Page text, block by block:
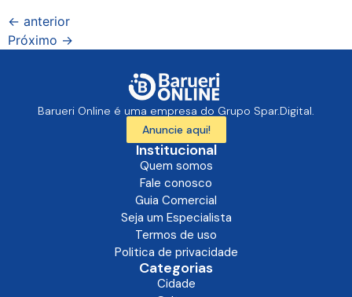
← anterior
Próximo →
Barueri Online é uma empresa do Grupo Spar.Digital.
Anuncie aqui!
Institucional
Quem somos
Fale conosco
Guia Comercial
Seja um Especialista
Termos de uso
Politica de privacidade
Categorias
Cidade